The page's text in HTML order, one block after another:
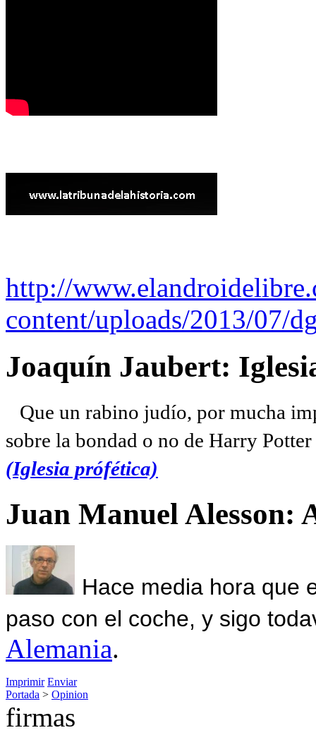
http://
content/uploads/2013/07/
Joaquín Jaubert:
Que un rabino judío, por mucha
sobre la bondad o no de Harry
(Iglesia prófética)
Juan Manuel Alesson:
Hace media hora que
paso con el coche, y sigo
Alemania.
Imprimir Enviar
Portada > Opinion
firmas